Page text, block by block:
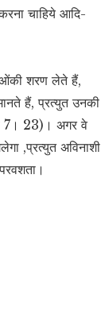
चाहिये आदि-
शरण लेते हैं,
हैं, प्रत्युत उनकी
7। 23)। अगर वे
,प्रत्युत अविनाशी